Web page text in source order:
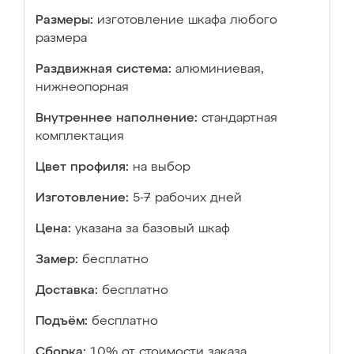
Размеры: изготовление шкафа любого
размера
Раздвижная система: алюминиевая,
нижнеопорная
Внутреннее наполнение: стандартная
комплектация
Цвет профиля: на выбор
Изготовление: 5-7 рабочих дней
Цена: указана за базовый шкаф
Замер: бесплатно
Доставка: бесплатно
Подъём: бесплатно